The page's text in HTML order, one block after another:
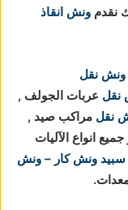
نقدم ونش انقاذ
ونش نقل
نقل عربات الجولف ,
نقل مراكب صيد ,
انواع الآليات
سبيد ونش كار – ونش